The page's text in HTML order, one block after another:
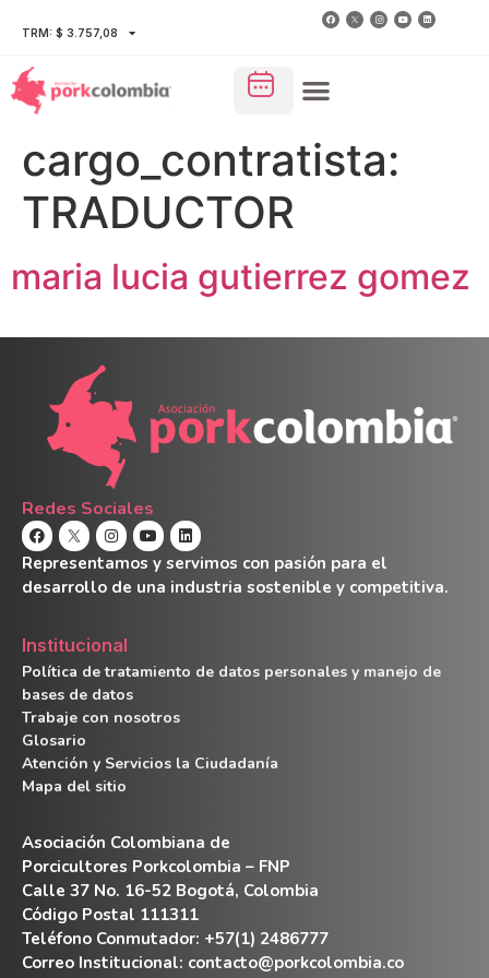
TRM: $ 3.757,08
cargo_contratista:
TRADUCTOR
maria lucia gutierrez gomez
Redes Sociales
Representamos y servimos con pasión para el
desarrollo de una industria sostenible y competitiva.
Institucional
Política de tratamiento de datos personales y manejo de
bases de datos
Trabaje con nosotros
Glosario
Atención y Servicios la Ciudadanía
Mapa del sitio
Asociación Colombiana de
Porcicultores Porkcolombia – FNP
Calle 37 No. 16-52 Bogotá, Colombia
Código Postal 111311
Teléfono Conmutador: +57(1) 2486777
Correo Institucional: contacto@porkcolombia.co